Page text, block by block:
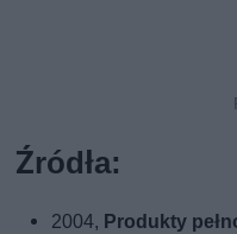
Źródła:
2004, Produkty